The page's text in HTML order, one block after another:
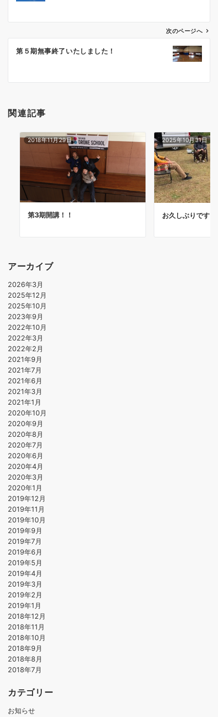
ビ
ン
次のページへ
第５期無事終了いたしました！
関連記事
2018年11月29日
第3期開講！！
2025年10月31日
お久しぶりです！
アーカイブ
2026年3月
2025年12月
2025年10月
2023年9月
2022年10月
2022年3月
2022年2月
2021年9月
2021年7月
2021年6月
2021年3月
2021年1月
2020年10月
2020年9月
2020年8月
2020年7月
2020年6月
2020年4月
2020年3月
2020年1月
2019年12月
2019年11月
2019年10月
2019年9月
2019年7月
2019年6月
2019年5月
2019年4月
2019年3月
2019年2月
2019年1月
2018年12月
2018年11月
2018年10月
2018年9月
2018年8月
2018年7月
カテゴリー
お知らせ